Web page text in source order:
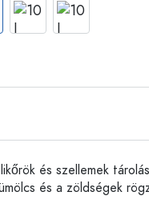
és szellemek
és a zöldségek